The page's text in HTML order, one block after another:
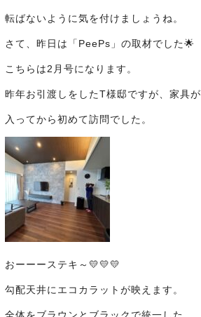
転ばないように気を付けましょうね。
さて、昨日は「PeePs」の取材でした🌟
こちらは2月号になります。
昨年お引渡しをしたT様邸ですが、家具が
入ってから初めて訪問でした。
おーーーステキ～💛💛💛
勾配天井にエコカラットが映えます。